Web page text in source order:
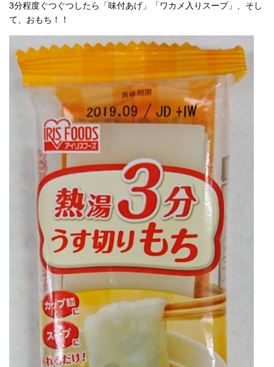
3分程度ぐつぐつしたら「味付あげ」「ワカメ入りスープ」、そし
て、おもち！！